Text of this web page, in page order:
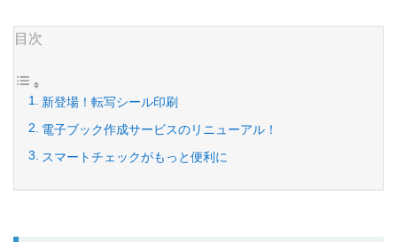
目次
新登場！転写シール印刷
電子ブック作成サービスのリニューアル！
スマートチェックがもっと便利に